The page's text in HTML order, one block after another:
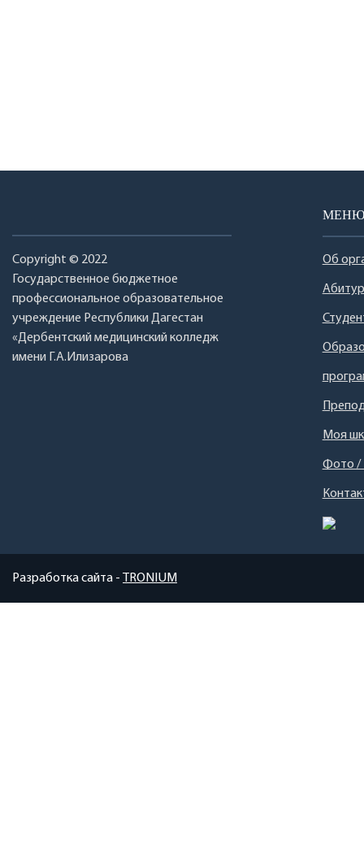
Copyright © 2022
Государственное бюджетное
профессиональное образовательное
учреждение Республики Дагестан
«Дербентский медицинский колледж
имени Г.А.Илизарова
МЕНЮ
Об
Моя
Фото /
Разработка сайта - TRONIUM